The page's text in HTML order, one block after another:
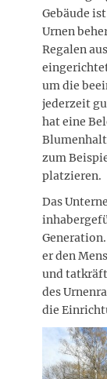
Gebäude
Urnen
Regalen
um die
jederzeit
hat eine
zum
platzieren.
Das
er den
und
des
die